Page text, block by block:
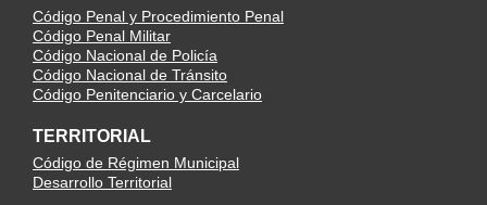
Código Penal y Procedimiento Penal
Código Penal Militar
Código Nacional de Policía
Código Nacional de Tránsito
Código Penitenciario y Carcelario
TERRITORIAL
Código de Régimen Municipal
Desarrollo Territorial